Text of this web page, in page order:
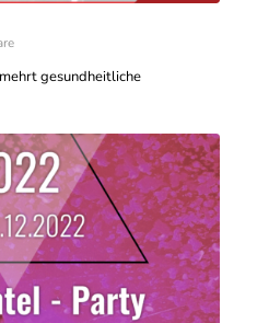
gesundheitliche